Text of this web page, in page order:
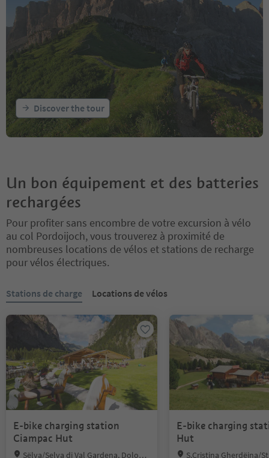
Discover the tour
Un bon équipement et des batteries
rechargées
Pour profiter sans encombre de votre excursion à vélo
au col Pordoijoch, vous trouverez à proximité de
nombreuses locations de vélos et stations de recharge
pour vélos électriques.
Vous êtes sur un curseur à onglets. Sélectionnez un onglet
Stations de charge Locations de vélos
E-bike charging station
Ciampac Hut
Location:
Sëlva/Selva di Val Gardena, Dolomi
E-bike charging
Hut
Location:
S.Cristina Gherdëina/